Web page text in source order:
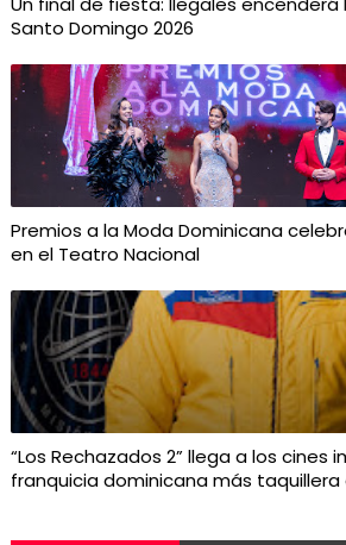
Santo Domingo 2026
Premios a la Moda Dominicana
en el Teatro Nacional
“Los Rechazados 2” llega a los cines
franquicia dominicana más taquillera